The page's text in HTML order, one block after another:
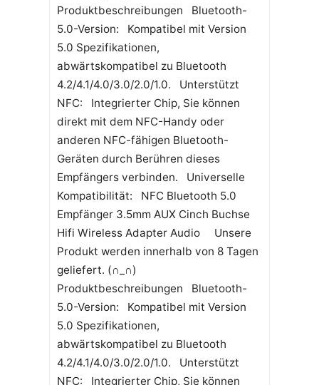
Produktbeschreibungen Bluetooth-
5.0-Version: Kompatibel mit Version
5.0 Spezifikationen,
abwärtskompatibel zu Bluetooth
4.2/4.1/4.0/3.0/2.0/1.0. Unterstützt
NFC: Integrierter Chip, Sie können
direkt mit dem NFC-Handy oder
anderen NFC-fähigen Bluetooth-
Geräten durch Berühren dieses
Empfängers verbinden. Universelle
Kompatibilität: NFC Bluetooth 5.0
Empfänger 3.5mm AUX Cinch Buchse
Hifi Wireless Adapter Audio Unsere
Produkt werden innerhalb von 8 Tagen
geliefert. (∩_∩)
Produktbeschreibungen Bluetooth-
5.0-Version: Kompatibel mit Version
5.0 Spezifikationen,
abwärtskompatibel zu Bluetooth
4.2/4.1/4.0/3.0/2.0/1.0. Unterstützt
NFC: Integrierter Chip, Sie können